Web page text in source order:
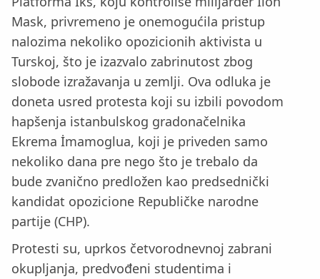
Mask, privremeno je onemogućila pristup
nalozima nekoliko opozicionih aktivista u
Turskoj, što je izazvalo zabrinutost zbog
slobode izražavanja u zemlji. Ova odluka je
doneta usred protesta koji su izbili povodom
hapšenja istanbulskog gradonačelnika
Ekrema İmamoglua, koji je priveden samo
nekoliko dana pre nego što je trebalo da
bude zvanično predložen kao predsednički
kandidat opozicione Republičke narodne
partije (CHP).
Protesti su, uprkos četvorodnevnoj zabrani
okupljanja, predvođeni studentima i